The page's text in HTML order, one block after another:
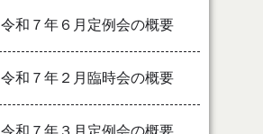
令和７年６月定例会の概要
令和７年２月臨時会の概要
令和７年３月定例会の概要